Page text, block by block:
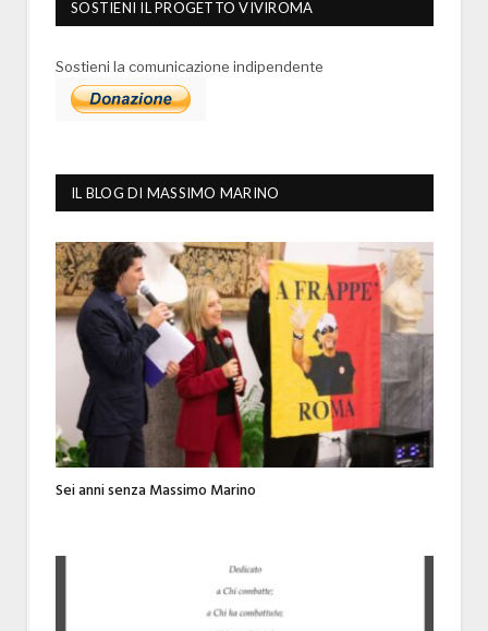
SOSTIENI IL PROGETTO VIVIROMA
Sostieni la comunicazione indipendente
IL BLOG DI MASSIMO MARINO
Sei anni senza Massimo Marino